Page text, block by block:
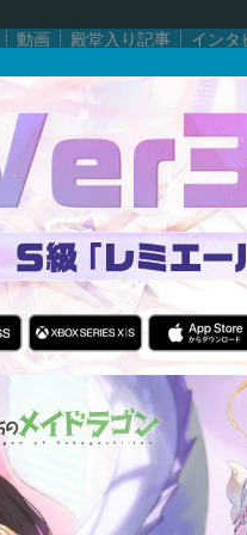
動画 殿堂入り記事 インタ